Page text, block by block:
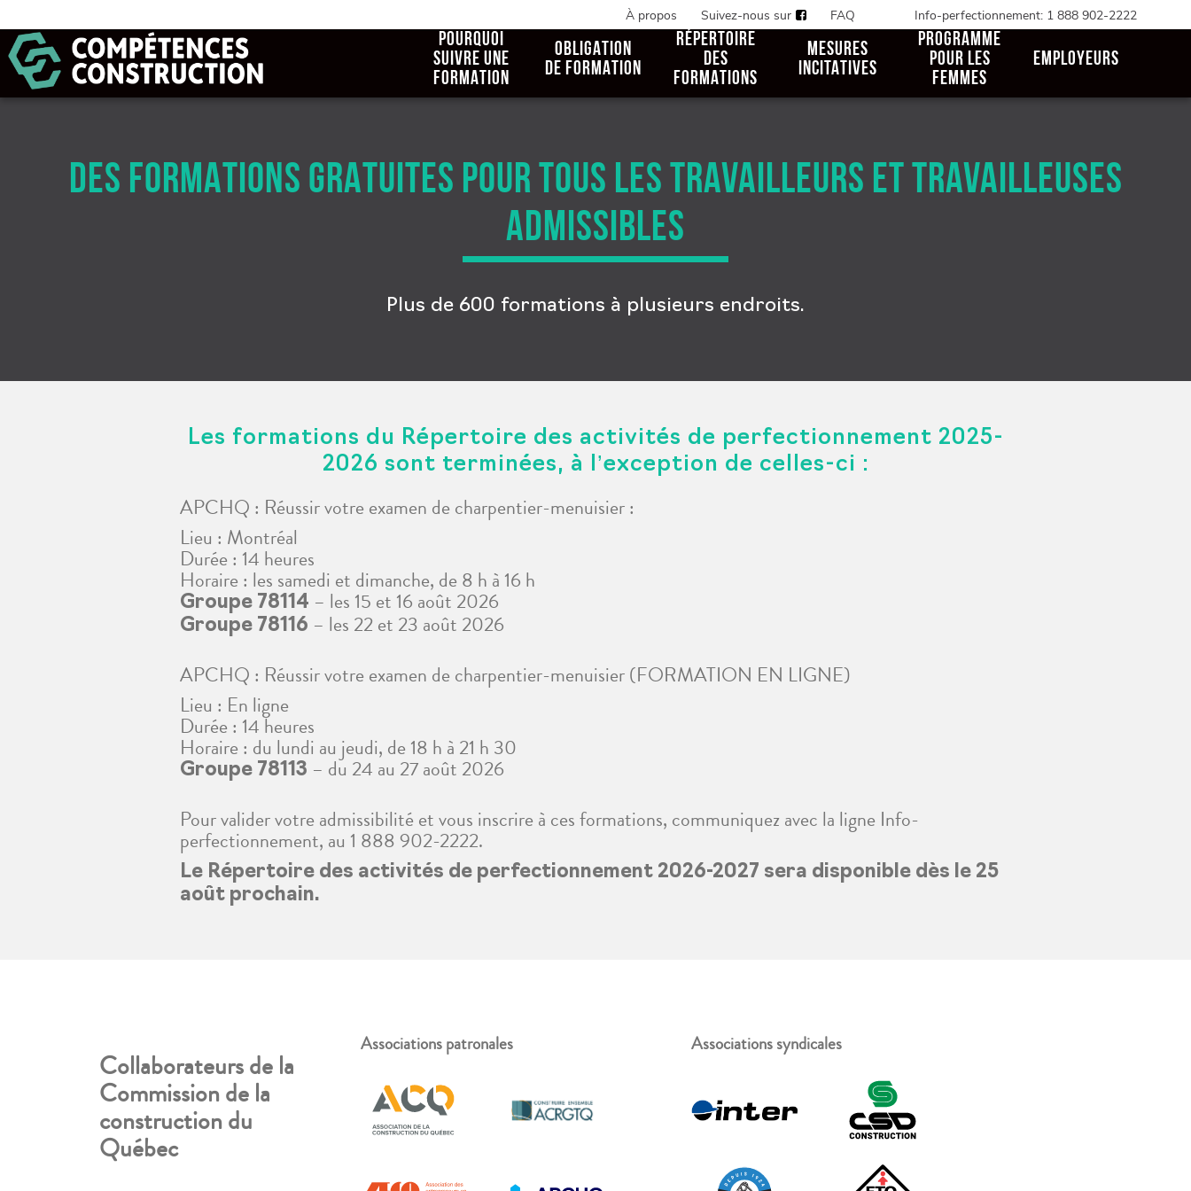
À propos Suivez-nous sur FAQ Info-perfectionnement: 1 888 902-2222
POURQUOI
SUIVRE UNE
FORMATION
OBLIGATION
DE FORMATION
RÉPERTOIRE
DES
FORMATIONS
MESURES
INCITATIVES
PROGRAMME
POUR LES
FEMMES
EMPLOYEURS
DES FORMATIONS GRATUITES POUR TOUS LES TRAVAILLEURS ET TRAVAILLEUSES
ADMISSIBLES
Plus de 600 formations à plusieurs endroits.
Les formations du Répertoire des activités de perfectionnement 2025-
2026 sont terminées, à l’exception de celles-ci :
APCHQ : Réussir votre examen de charpentier-menuisier :
Lieu : Montréal
Durée : 14 heures
Horaire : les samedi et dimanche, de 8 h à 16 h
Groupe 78114 – les 15 et 16 août 2026
Groupe 78116 – les 22 et 23 août 2026
APCHQ : Réussir votre examen de charpentier-menuisier (FORMATION EN LIGNE)
Lieu : En ligne
Durée : 14 heures
Horaire : du lundi au jeudi, de 18 h à 21 h 30
Groupe 78113 – du 24 au 27 août 2026
Pour valider votre admissibilité et vous inscrire à ces formations, communiquez avec la ligne Info-
perfectionnement, au 1 888 902-2222.
Le Répertoire des activités de perfectionnement 2026-2027 sera disponible dès le 25
août prochain.
Collaborateurs de la
Commission de la
construction du
Québec
Associations patronales Associations syndicales